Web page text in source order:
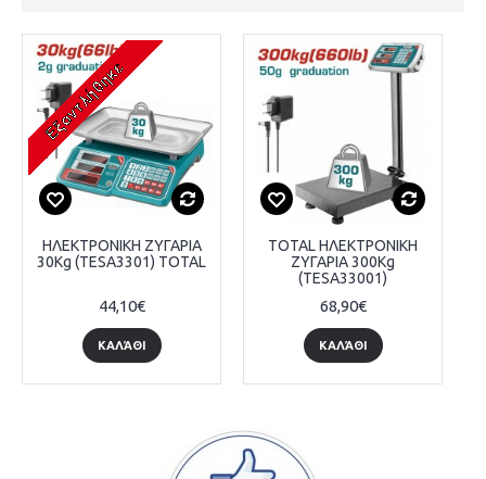
ΗΛΕΚΤΡΟΝΙΚΗ ΖΥΓΑΡΙΑ
30Kg (TESA3301) TOTAL
44,10€
ΚΑΛΆΘΙ
TOTAL ΗΛΕΚΤΡΟΝΙΚΗ
ΖΥΓΑΡΙΑ 300Kg
(TESA33001)
68,90€
ΚΑΛΆΘΙ